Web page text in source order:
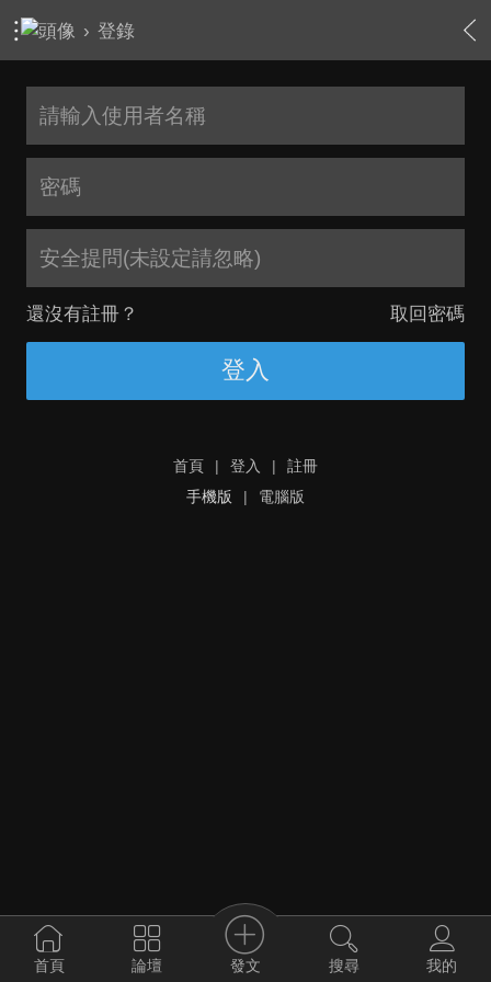
› 登錄
安全提問(未設定請忽略)
還沒有註冊？ 取回密碼
登入
首頁 | 登入 |
註冊
手機版
| 電腦版
首頁 論壇 發文 搜尋 我的